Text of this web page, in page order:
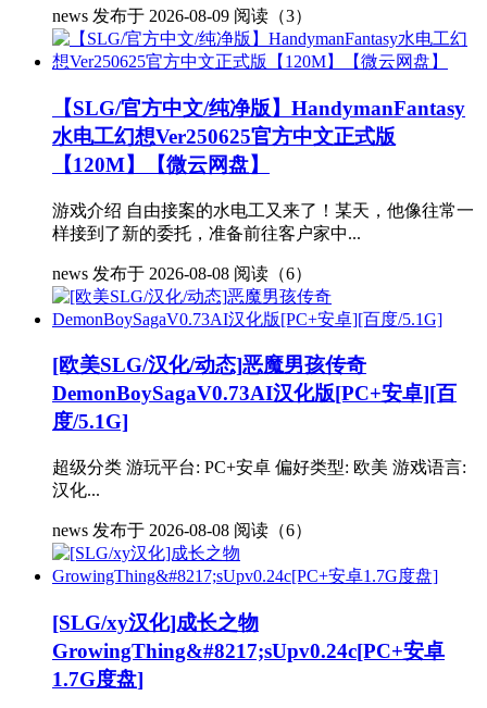
news 发布于 2026-08-09 阅读（3）
【SLG/官方中文/纯净版】HandymanFantasy
水电工幻想Ver250625官方中文正式版
【120M】【微云网盘】
游戏介绍 自由接案的水电工又来了！某天，他像往常一
样接到了新的委托，准备前往客户家中...
news 发布于 2026-08-08 阅读（6）
[欧美SLG/汉化/动态]恶魔男孩传奇
DemonBoySagaV0.73AI汉化版[PC+安卓][百
度/5.1G]
超级分类 游玩平台: PC+安卓 偏好类型: 欧美 游戏语言:
汉化...
news 发布于 2026-08-08 阅读（6）
[SLG/xy汉化]成长之物
GrowingThing&#8217;sUpv0.24c[PC+安卓
1.7G度盘]